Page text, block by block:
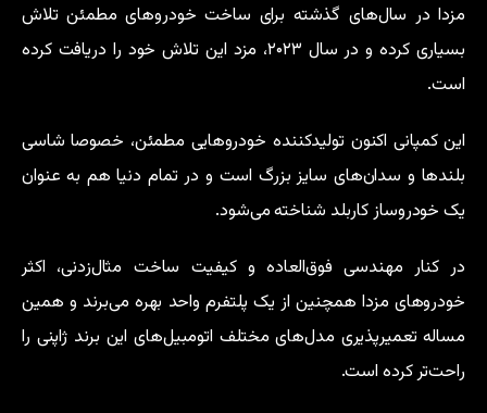
مزدا در سال‌های گذشته برای ساخت خودروهای مطمئن تلاش
بسیاری کرده و در سال ۲۰۲۳، مزد این تلاش خود را دریافت کرده
است.
این کمپانی اکنون تولیدکننده خودروهایی مطمئن، خصوصا شاسی
بلندها و سدان‌های سایز بزرگ است و در تمام دنیا هم به عنوان
یک خودروساز کاربلد شناخته می‌شود.
در کنار مهندسی فوق‌العاده و کیفیت ساخت مثال‌زدنی، اکثر
خودروهای مزدا همچنین از یک پلتفرم واحد بهره می‌برند و همین
مساله تعمیرپذیری مدل‌های مختلف اتومبیل‌های این برند ژاپنی را
راحت‌تر کرده است.